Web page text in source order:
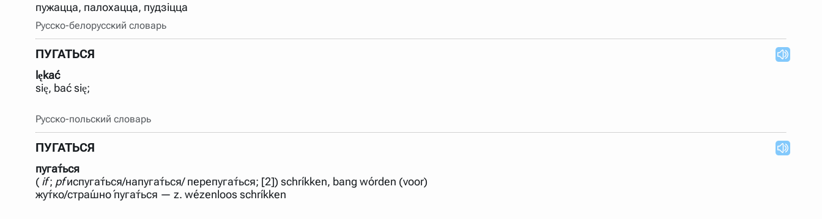
пужацца, палохацца, пудзіцца
Русско-белорусский словарь
ПУГАТЬСЯ
lękać
się, bać się;
Русско-польский словарь
ПУГАТЬСЯ
пуга́ться
( if; pfиспуга́ться/напуга́ться/ перепуга́ться; [2]) schríkken, bang wórden (voor)
жу́тко/стра́шно́ пуга́ться — z. wézenloos schríkken